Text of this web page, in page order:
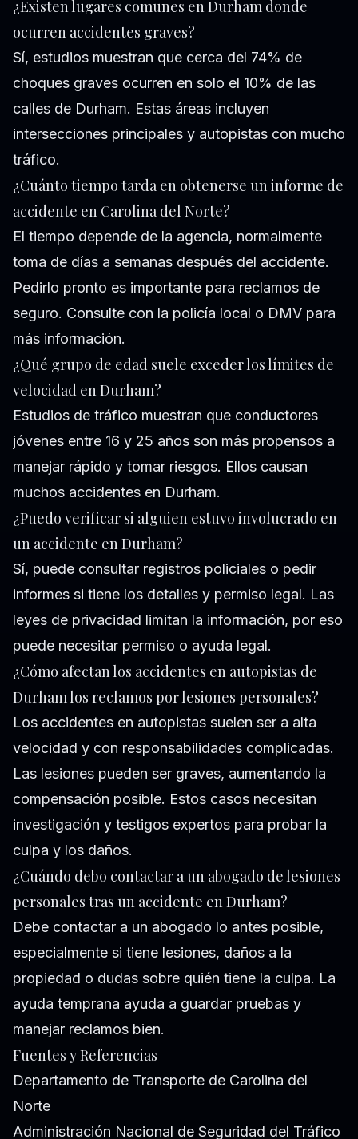
¿Existen lugares comunes en Durham donde
ocurren accidentes graves?
Sí, estudios muestran que cerca del 74% de
choques graves ocurren en solo el 10% de las
calles de Durham. Estas áreas incluyen
intersecciones principales y autopistas con mucho
tráfico.
¿Cuánto tiempo tarda en obtenerse un informe de
accidente en Carolina del Norte?
El tiempo depende de la agencia, normalmente
toma de días a semanas después del accidente.
Pedirlo pronto es importante para reclamos de
seguro. Consulte con la policía local o DMV para
más información.
¿Qué grupo de edad suele exceder los límites de
velocidad en Durham?
Estudios de tráfico muestran que conductores
jóvenes entre 16 y 25 años son más propensos a
manejar rápido y tomar riesgos. Ellos causan
muchos accidentes en Durham.
¿Puedo verificar si alguien estuvo involucrado en
un accidente en Durham?
Sí, puede consultar registros policiales o pedir
informes si tiene los detalles y permiso legal. Las
leyes de privacidad limitan la información, por eso
puede necesitar permiso o ayuda legal.
¿Cómo afectan los accidentes en autopistas de
Durham los reclamos por lesiones personales?
Los accidentes en autopistas suelen ser a alta
velocidad y con responsabilidades complicadas.
Las lesiones pueden ser graves, aumentando la
compensación posible. Estos casos necesitan
investigación y testigos expertos para probar la
culpa y los daños.
¿Cuándo debo contactar a un abogado de lesiones
personales tras un accidente en Durham?
Debe contactar a un abogado lo antes posible,
especialmente si tiene lesiones, daños a la
propiedad o dudas sobre quién tiene la culpa. La
ayuda temprana ayuda a guardar pruebas y
manejar reclamos bien.
Fuentes y Referencias
Departamento de Transporte de Carolina del
Norte
Administración Nacional de Seguridad del Tráfico